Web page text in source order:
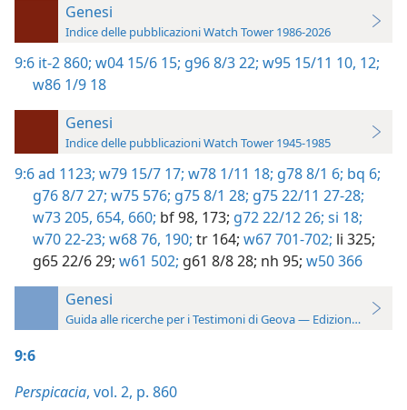
Genesi
Indice delle pubblicazioni Watch Tower 1986-2026
9:6 it-2 860; w04 15/6 15; g96 8/3 22; w95 15/11 10, 12;
w86 1/9 18
Genesi
Indice delle pubblicazioni Watch Tower 1945-1985
9:6ad 1123; w79 15/7 17; w78 1/11 18; g78 8/1 6; bq 6;
g76 8/7 27; w75 576; g75 8/1 28; g75 22/11 27-28;
w73 205, 654, 660; bf 98, 173; g72 22/12 26; si 18;
w70 22-23; w68 76, 190; tr 164; w67 701-702; li 325;
g65 22/6 29; w61 502; g61 8/8 28; nh 95; w50 366
Genesi
Guida alle ricerche per i Testimoni di Geova — Edizione 2019
9:6
Perspicacia, vol. 2, p. 860